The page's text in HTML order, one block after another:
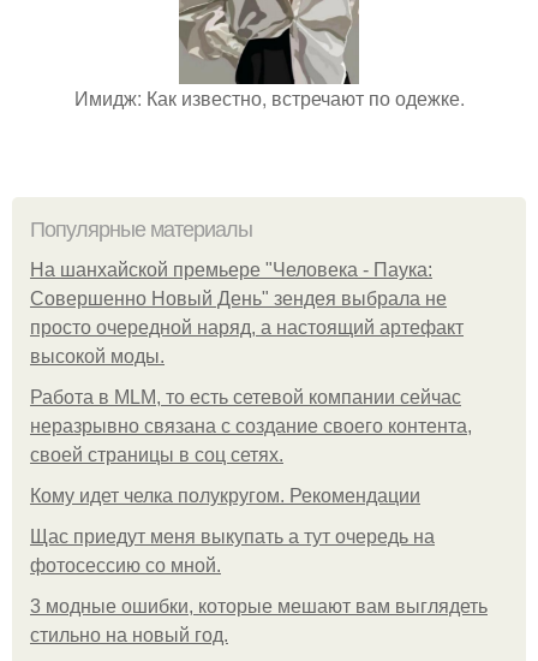
Имидж: Как известно, встречают по одежке.
Популярные материалы
На шанхайской премьере "Человека - Паука:
Совершенно Новый День" зендея выбрала не
просто очередной наряд, а настоящий артефакт
высокой моды.
Работа в MLM, то есть сетевой компании сейчас
неразрывно связана с создание своего контента,
своей страницы в соц сетях.
Кому идет челка полукругом. Рекомендации
Щас приедут меня выкупать а тут очередь на
фотосессию со мной.
3 модные ошибки, которые мешают вам выглядеть
стильно на новый год.